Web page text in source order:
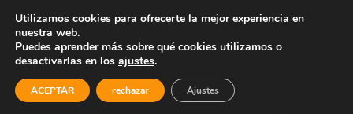
Menú
Utilizamos cookies para ofrecerte la mejor experiencia en
nuestra web.
Puedes aprender más sobre qué cookies utilizamos o
desactivarlas en los ajustes.
ACEPTAR rechazar Ajustes